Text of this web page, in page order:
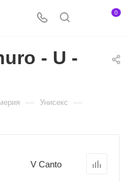
0
- U -
— Унисекс —
V Canto